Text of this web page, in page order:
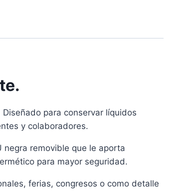
para conservar líquidos
y colaboradores.
removible que le aporta
para mayor seguridad.
ferias, congresos o como detalle